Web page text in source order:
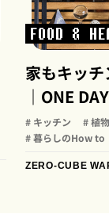
FOOD &
家もキッ
｜ONE
# キッチン
# 植
# 暮らしのHow to
ZERO-CUBE